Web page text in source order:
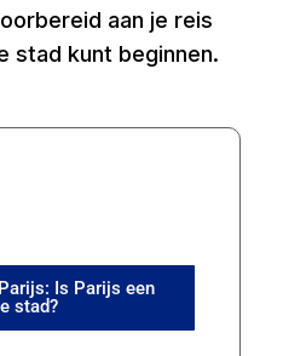
aan je reis
stad kunt beginnen.
Is Parijs een
stad?